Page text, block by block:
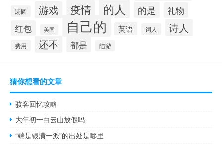
汤圆 游戏 疫情 的人 的是
礼物
红包
美国 自己的 英语 词人 诗人
费用 还不 都是 陆游
猜你想看的文章
骇客回忆攻略
大年初一白云山放假吗
“端是银潢一派”的出处是哪里